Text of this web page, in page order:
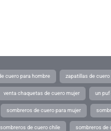
cuero para hombre zapatillas de cuero
venta chaquetas de cuero mujer un puf
sombreros de cuero para mujer
sombreros de cuero chile sombreros de